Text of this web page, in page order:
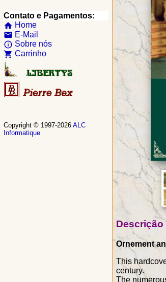
Descrição
Ornement
This
century.
The
Contato e Pagamentos:
home Home
email E-Mail
info_outline Sobre nós
shopping_cart Carrinho
Copyright © 1997-2026 ALC
Informatique